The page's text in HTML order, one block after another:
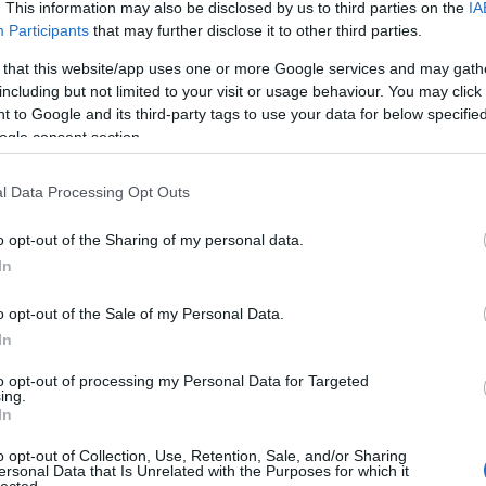
This information may also be disclosed by us to third parties on the
Participants that may further disclose it to other third parties.
that this website/app uses one or more Google services and may
but not limited to your visit or usage behaviour. You may
to Google and its third-party tags to use your data for below
consent section.
Data Processing Opt Outs
opt-out of the Sharing of my personal data.
opt-out of the Sale of my Personal Data.
opt-out of processing my Personal Data for Targeted
opt-out of Collection, Use, Retention, Sale, and/or Sharing
Data that Is Unrelated with the Purposes for which it
állt be, amit valószínűleg nem gondoltak
után. A kizártakkal való kapcsolattartás
(2012. 5/12, 2013. 1/15, és 2015. 7/15-ös
a "van még elég hal az óceánban"
lehetett a tagokat zsarolni azzal, hogy ha szóba
akkor repülnek ők is. Aztán a csökkenés
első években, hogy 2014-tól elkezdték
volt az azt megelőző években, 2015-től
(amiről azt mondták, hogy ilyet soha
tagjai előbújtak az arctalanság mögül, inkább
kiadványok iránti igény drasztikusan
világjelenség, de az Őrtornyot különösen
nyomdai kapacitásra készültek, vagyis ezt SEM
újonnan csatlakozók száma is csökkenőben
ami miatt a prédikálásban eltöltött órák
sem lehetett helyrehozni, így
az Évkönyvvel együtt. A taglétszám
állt be, ami egyfelől
hatására is egyre többen vették a
Nem mindenki persze, mert mindig vannak
szép
Der
A
volna
"12
Utolsó